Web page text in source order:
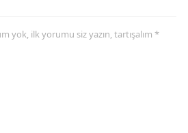
yok, ilk yorumu siz yazın, tartışalım *